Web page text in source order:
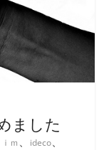
ました
ｍ 、 ideco、